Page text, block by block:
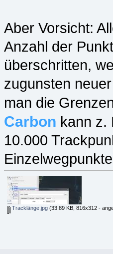
Aber Vorsicht:
Anzahl der
überschritten,
zugunsten
man die
Carbon kann z.
10.000
Tracklänge.jpg(33.89 KB, 816x312 -